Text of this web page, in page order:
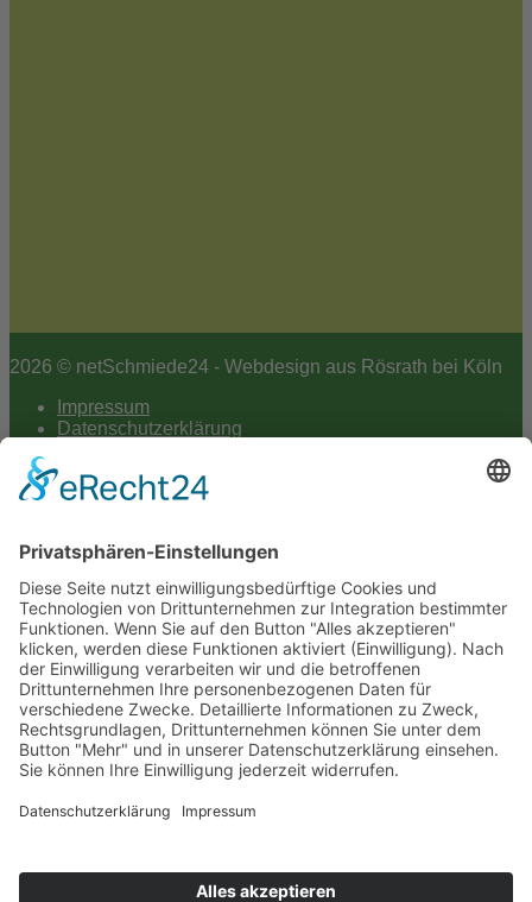
2026 © netSchmiede24 - Webdesign aus Rösrath bei Köln
Impressum
Datenschutzerklärung
Cookie-Einstellungen
to
top